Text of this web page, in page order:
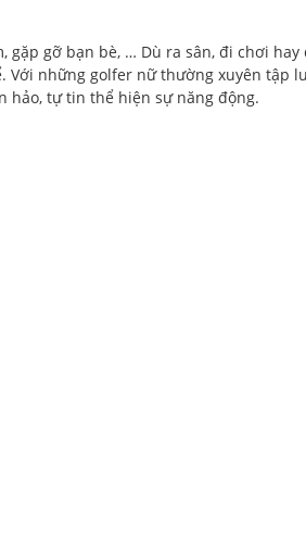
gặp gỡ bạn bè, … Dù ra sân, đi chơi hay
Với những golfer nữ thường xuyên tập
hảo, tự tin thể hiện sự năng động.